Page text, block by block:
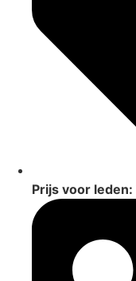
Prijs voor leden: